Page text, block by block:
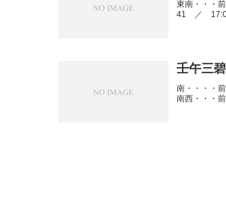
東南・・
41 ／
壬午三碧
南・・・
南西・・・